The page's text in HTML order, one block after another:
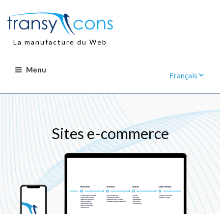
contenu
principalLa manufacture du Web
Menu
Sites e-commerce